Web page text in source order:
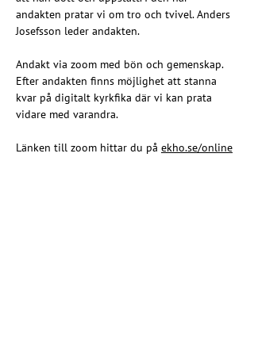
andakten pratar vi om tro och tvivel. Anders
Josefsson leder andakten.
Andakt via zoom med bön och gemenskap.
Efter andakten finns möjlighet att stanna
kvar på digitalt kyrkfika där vi kan prata
vidare med varandra.
Länken till zoom hittar du på ekho.se/online